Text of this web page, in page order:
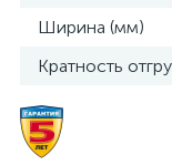
Ширина (мм)
Кратность